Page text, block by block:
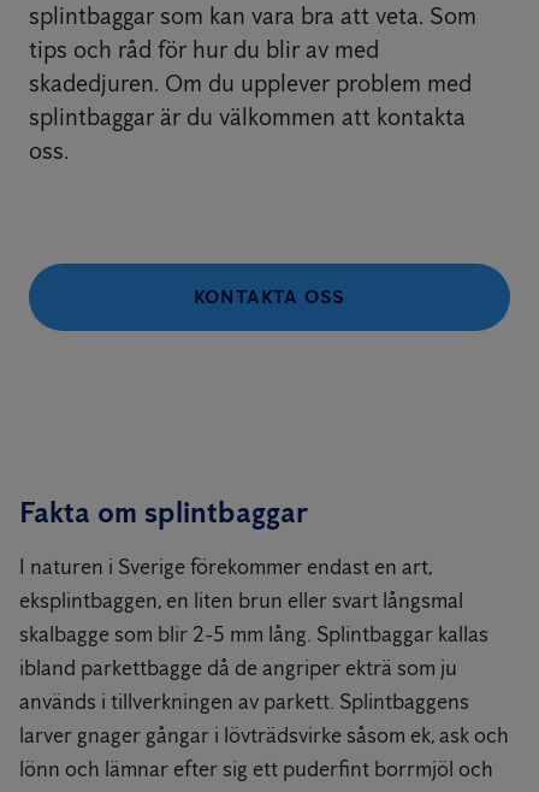
splintbaggar som kan vara bra att veta. Som
tips och råd för hur du blir av med
skadedjuren. Om du upplever problem med
splintbaggar är du välkommen att kontakta
oss.
KONTAKTA OSS
Fakta om splintbaggar
I naturen i Sverige förekommer endast en art,
eksplintbaggen, en liten brun eller svart långsmal
skalbagge som blir 2-5 mm lång. Splintbaggar kallas
ibland parkettbagge då de angriper ekträ som ju
används i tillverkningen av parkett. Splintbaggens
larver gnager gångar i lövträdsvirke såsom ek, ask och
lönn och lämnar efter sig ett puderfint borrmjöl och